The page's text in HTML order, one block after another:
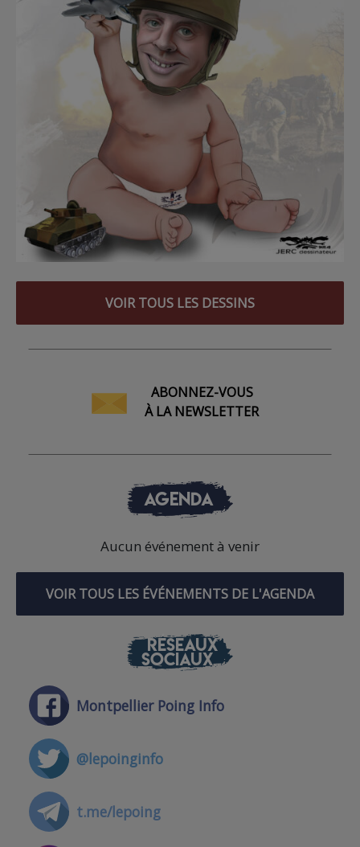
VOIR TOUS LES DESSINS
ABONNEZ-VOUS
À LA NEWSLETTER
AGENDA
Aucun événement à venir
VOIR TOUS LES ÉVÉNEMENTS DE L'AGENDA
RÉSEAUX
SOCIAUX
Montpellier Poing Info
@lepoinginfo
t.me/lepoing